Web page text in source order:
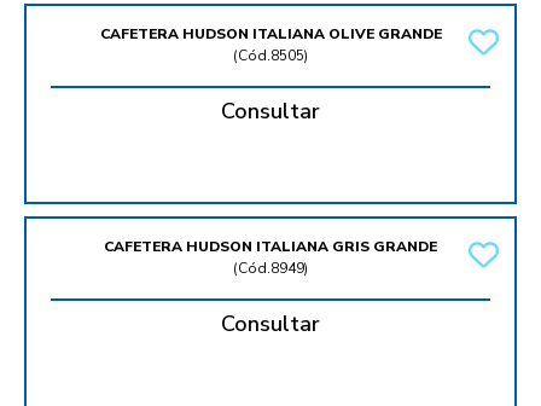
CAFETERA HUDSON ITALIANA OLIVE GRANDE
(Cód.8505)
Consultar
CAFETERA HUDSON ITALIANA GRIS GRANDE
(Cód.8949)
Consultar